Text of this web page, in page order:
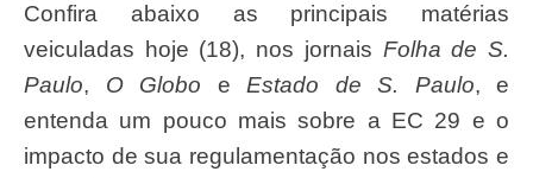
Confira abaixo as principais matérias
veiculadas hoje (18), nos jornais Folha de S.
Paulo, O Globo e Estado de S. Paulo, e
entenda um pouco mais sobre a EC 29 e o
impacto de sua regulamentação nos estados e